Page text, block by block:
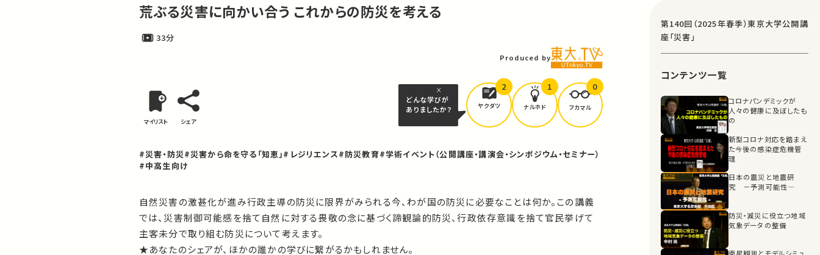
荒ぶる災害に向かい合う これからの防災を考える
33分
Produced by
マイリスト シェア
どんな学びが
ありましたか？
ヤクダツ
2
ナルホド
1
フカマル
0
#災害・防災#災害から命を守る「知恵」#レジリエンス#防災教育#学術イベント（公開講座・講演会・シンポジウム・セミナー）
#中高生向け
自然災害の激甚化が進み行政主導の防災に限界がみられる今、わが国の防災に必要なことは何か。この講義
では、災害制御可能感を捨て自然に対する畏敬の念に基づく諦観論的防災、行政依存意識を捨て官民挙げて
主客未分で取り組む防災について考えます。
★あなたのシェアが、ほかの誰かの学びに繋がるかもしれません。
23:30
防災庁をめぐる議論
第140回（2025年春季）東京大学公開講
座「災害」
コンテンツ一覧
コロナパンデミックが
人々の健康に及ぼしたも
の
新型コロナ対応を踏まえ
た今後の感染症危機管
理
日本の震災と地震研
究 －予測可能性―
防災・減災に役立つ地域
気象データの整備